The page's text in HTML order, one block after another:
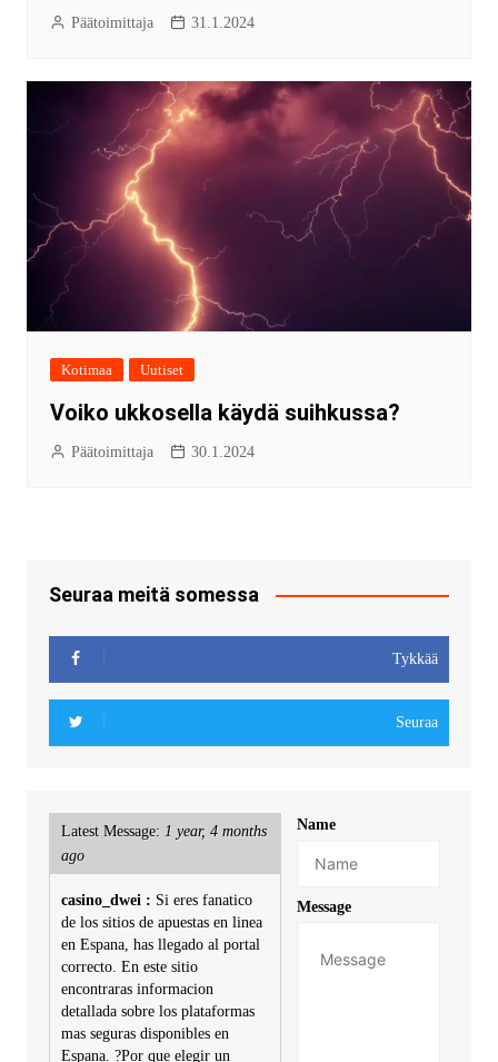
Päätoimittaja 31.1.2024
Kotimaa Uutiset
Voiko ukkosella käydä suihkussa?
Päätoimittaja 30.1.2024
Seuraa meitä somessa
Tykkää
Seuraa
Latest Message: 1 year, 4 months
ago
casino_dwei : Si eres fanatico
de los sitios de apuestas en linea
en Espana, has llegado al portal
correcto. En este sitio
encontraras informacion
detallada sobre los plataformas
mas seguras disponibles en
Espana. ?Por que elegir un
Name
Message